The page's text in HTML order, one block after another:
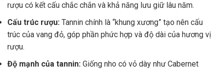
rượu có kết cấu chắc chắn và khả năng lưu giữ lâu năm.
Cấu trúc rượu: Tannin chính là “khung xương” tạo nên cấu
trúc của vang đỏ, góp phần phức hợp và độ dài của hương vị
rượu.
Độ mạnh của tannin: Giống nho có vỏ dày như Cabernet